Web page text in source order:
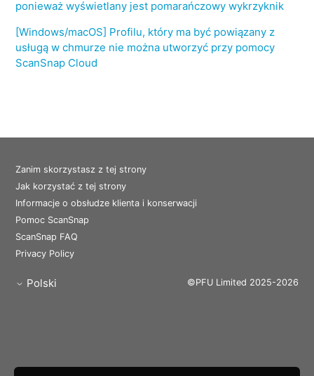
ponieważ wyświetlany jest pomarańczowy wykrzyknik
[Windows/macOS] Profilu, który ma być powiązany z
usługą w chmurze nie można utworzyć przy pomocy
ScanSnap Cloud
Zanim skorzystasz z tej strony
Jak korzystać z tej strony
Informacje o obsłudze klienta i konserwacji
Pomoc ScanSnap
ScanSnap FAQ
Privacy Policy
Polski ©PFU Limited 2025-2026